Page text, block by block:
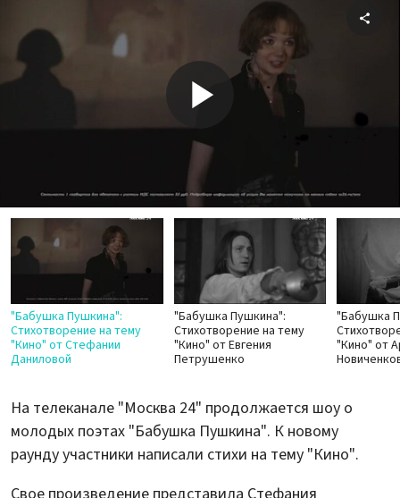
Play
Video
"Бабушка Пушкина":
Стихотворение на тему
"Кино" от Стефании
Даниловой
"Бабушка Пушкина":
Стихотворение на тему
"Кино" от Евгения
Петрушенко
"Бабушка
"Кино" от
На телеканале "Москва 24" продолжается шоу о
молодых поэтах "Бабушка Пушкина". К новому
раунду участники написали стихи на тему "Кино".